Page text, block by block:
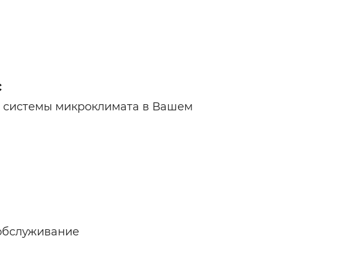
системы микроклимата в Вашем